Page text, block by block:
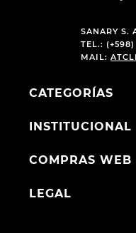
SANARY S.
TEL.: (+598)
MAIL:
CATEGORÍAS
INSTITUCIONAL
COMPRAS WEB
LEGAL